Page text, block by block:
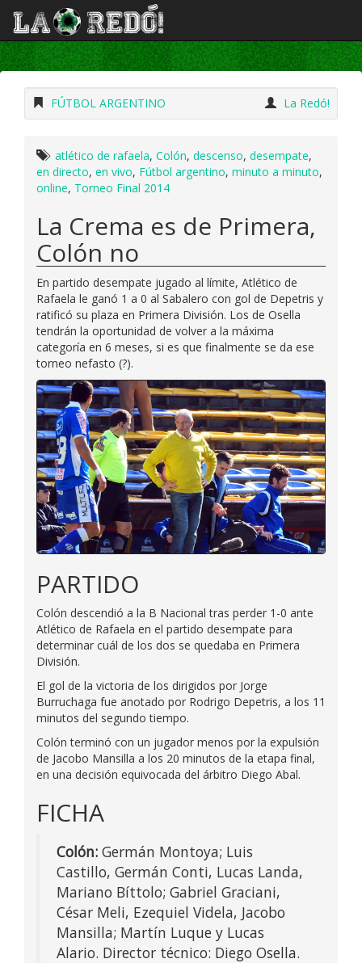
FÚTBOL ARGENTINO La Redó!
atlético de rafaela, Colón, descenso, desempate,
en directo, en vivo, Fútbol argentino, minuto a minuto,
online, Torneo Final 2014
La Crema es de Primera,
Colón no
En partido desempate jugado al límite, Atlético de
Rafaela le ganó 1 a 0 al Sabalero con gol de Depetris y
ratificó su plaza en Primera División. Los de Osella
tendrán la oportunidad de volver a la máxima
categoría en 6 meses, si es que finalmente se da ese
torneo nefasto (?).
PARTIDO
Colón descendió a la B Nacional tras perder 1-0 ante
Atlético de Rafaela en el partido desempate para
determinar cuál de los dos se quedaba en Primera
División.
El gol de la victoria de los dirigidos por Jorge
Burruchaga fue anotado por Rodrigo Depetris, a los 11
minutos del segundo tiempo.
Colón terminó con un jugador menos por la expulsión
de Jacobo Mansilla a los 20 minutos de la etapa final,
en una decisión equivocada del árbitro Diego Abal.
FICHA
Colón: Germán Montoya; Luis
Castillo, Germán Conti, Lucas Landa,
Mariano Bíttolo; Gabriel Graciani,
César Meli, Ezequiel Videla, Jacobo
Mansilla; Martín Luque y Lucas
Alario. Director técnico: Diego Osella.